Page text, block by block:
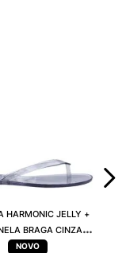
HARMONIC JELLY +
BRAGA CINZA
38263